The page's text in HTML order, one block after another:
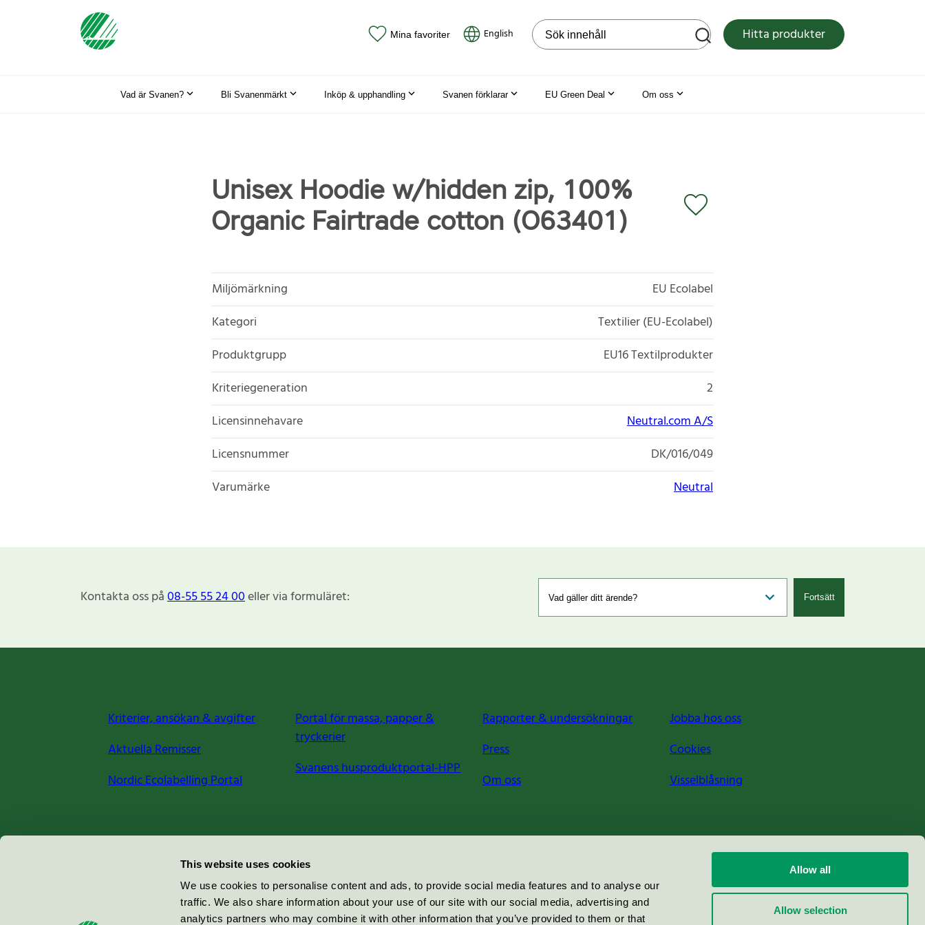
This website uses cookies
We use cookies to personalise content and ads, to provide social media features and to analyse our
traffic. We also share information about your use of our site with our social media, advertising and
analytics partners who may combine it with other information that you’ve provided to them or that
Allow all
Allow selection
Mina favoriter English Sök på webbplatsen Hitta produkter
Vad är Svanen? Bli Svanenmärkt Inköp & upphandling Svanen förklarar EU Green Deal Om oss
Unisex Hoodie w/hidden zip, 100%
Organic Fairtrade cotton (O63401)
Miljömärkning
EU Ecolabel
Kategori
Textilier (EU-Ecolabel)
Produktgrupp
EU16 Textilprodukter
Kriteriegeneration
2
Licensinnehavare
Neutral.com A/S
Licensnummer
DK/016/049
Varumärke
Neutral
Kontakta oss på08-55 55 24 00eller via formuläret: Fortsätt
Kriterier, ansökan & avgifter
Aktuella Remisser
Nordic Ecolabelling Portal
Portal för massa, papper &
tryckerier
Svanens husproduktportal-HPP
Rapporter & undersökningar
Press
Om oss
Jobba hos oss
Cookies
Visselblåsning
Miljömärkning Sverige AB
100 64